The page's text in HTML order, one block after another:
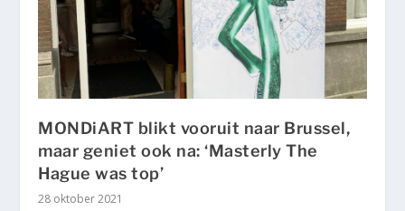
MONDiART blikt vooruit naar Brussel,
maar geniet ook na: ‘Masterly The
Hague was top’
28 oktober 2021